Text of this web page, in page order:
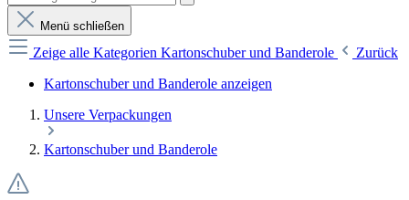
Menü schließen
Zeige alle Kategorien Kartonschuber und Banderole
Zurück
Kartonschuber und Banderole anzeigen
Unsere Verpackungen
Kartonschuber und Banderole